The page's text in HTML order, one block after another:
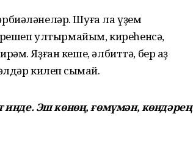
Шуға ла үҙем
ултырмайым, киреһенсә,
Яҙған кеше, әлбиттә, бер аҙ
килеп сыҡмай.
Эш көнөң, ғөмүмән, көндәрең